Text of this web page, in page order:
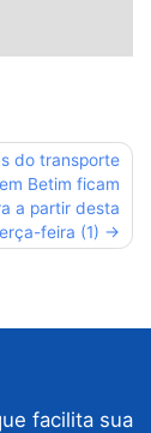
do transporte
Betim ficam
a partir desta
feira (1)
facilita sua